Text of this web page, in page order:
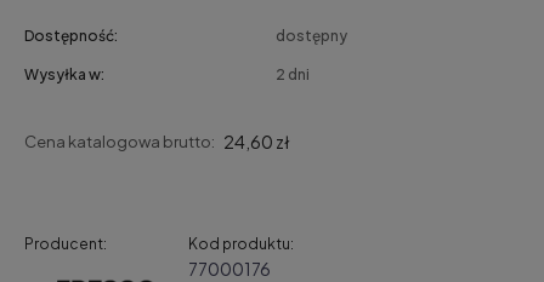
Dostępność: dostępny
Wysyłka w: 2 dni
Cena katalogowa brutto: 24,60 zł
Producent: Kod produktu:
77000176